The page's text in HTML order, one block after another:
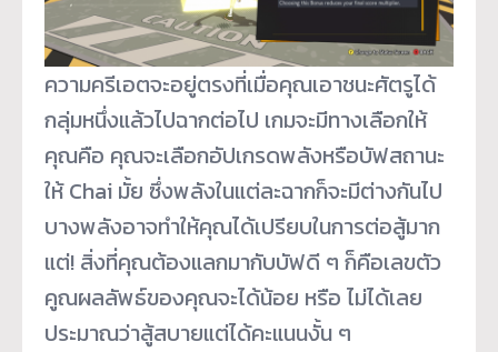
ความครีเอตจะอยู่ตรงที่เมื่อคุณเอาชนะศัตรูได้
กลุ่มหนึ่งแล้วไปฉากต่อไป เกมจะมีทางเลือกให้
คุณคือ คุณจะเลือกอัปเกรดพลังหรือบัฟสถานะ
ให้ Chai มั้ย ซึ่งพลังในแต่ละฉากก็จะมีต่างกันไป
บางพลังอาจทำให้คุณได้เปรียบในการต่อสู้มาก
แต่! สิ่งที่คุณต้องแลกมากับบัฟดี ๆ ก็คือเลขตัว
คูณผลลัพธ์ของคุณจะได้น้อย หรือ ไม่ได้เลย
ประมาณว่าสู้สบายแต่ได้คะแนนงั้น ๆ